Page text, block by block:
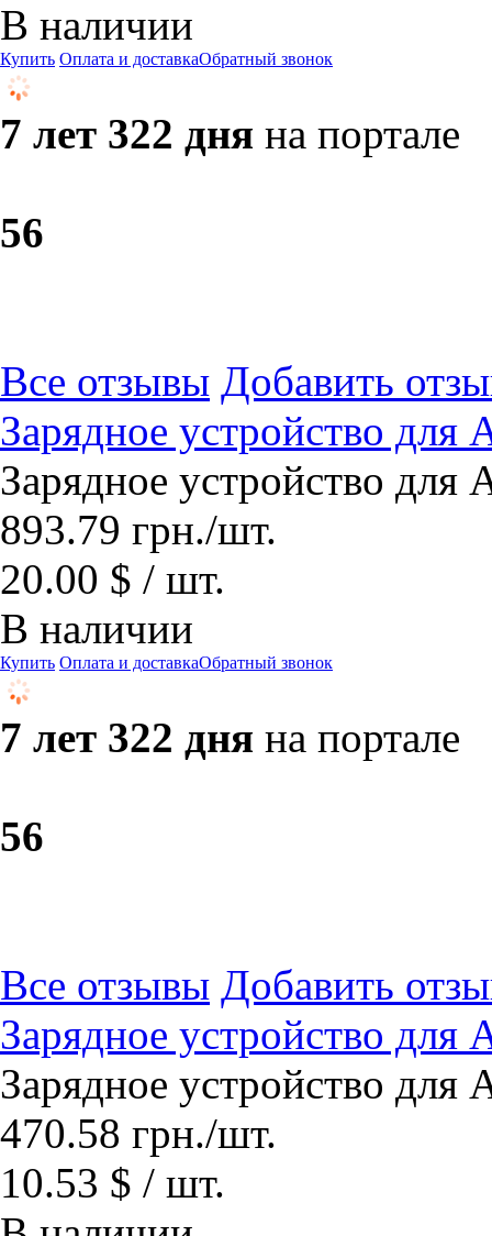
В наличии
Купить Оплата и доставкаОбратный звонок
7 лет 322 дня на портале
56
Все отзывы Добавить
Зарядное устройство
Зарядное устройство
893.79 грн./шт.
20.00 $ / шт.
В наличии
Купить Оплата и доставкаОбратный звонок
7 лет 322 дня на портале
56
Все отзывы Добавить
Зарядное устройство
Зарядное устройство
470.58 грн./шт.
10.53 $ / шт.